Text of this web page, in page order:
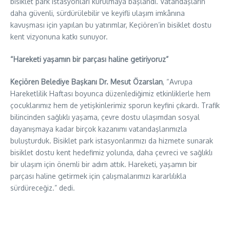
daha güvenli, sürdürülebilir ve keyifli ulaşım imkânına
kavuşması için yapılan bu yatırımlar, Keçiören’in bisiklet dostu
kent vizyonuna katkı sunuyor.
“Hareketi yaşamın bir parçası haline getiriyoruz”
Keçiören Belediye Başkanı Dr. Mesut Özarslan, “Avrupa
Hareketlilik Haftası boyunca düzenlediğimiz etkinliklerle hem
çocuklarımız hem de yetişkinlerimiz sporun keyfini çıkardı. Trafik
bilincinden sağlıklı yaşama, çevre dostu ulaşımdan sosyal
dayanışmaya kadar birçok kazanımı vatandaşlarımızla
buluşturduk. Bisiklet park istasyonlarımızı da hizmete sunarak
bisiklet dostu kent hedefimiz yolunda, daha çevreci ve sağlıklı
bir ulaşım için önemli bir adım attık. Hareketi, yaşamın bir
parçası haline getirmek için çalışmalarımızı kararlılıkla
sürdüreceğiz.” dedi.